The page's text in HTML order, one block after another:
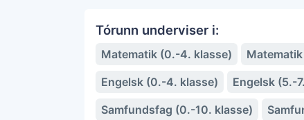
Tórunn underviser i:
Matematik (0.-4. klasse)
Engelsk (0.-4. klasse)
Engelsk (5.-
Samfundsfag (0.-10. klasse)